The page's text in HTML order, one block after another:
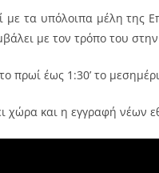
με τα υπόλοιπα μέλη της
με τον τρόπο του
πρωί έως 1:30’ το
χώρα και η εγγραφή νέων